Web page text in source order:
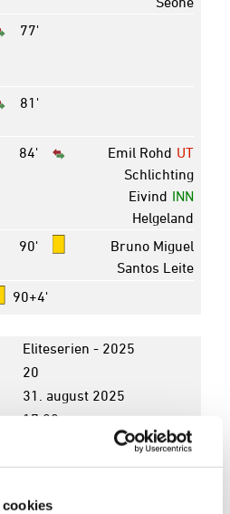
77'
81'
84'
UT
Emil Rohd
Schlichting
INN
Eivind
Helgeland
90'
Bruno Miguel
Santos Leite
90+4'
Eliteserien - 2025
20
31. august 2025
17:00
2 - 2